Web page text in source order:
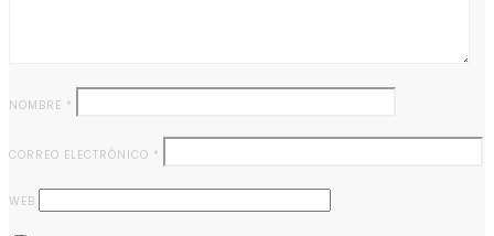
NOMBRE *
CORREO ELECTRÓNICO *
WEB